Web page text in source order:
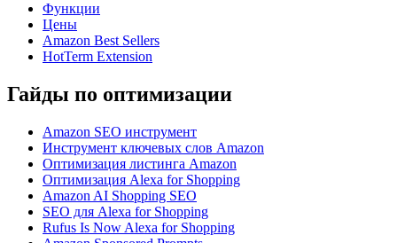
Функции
Цены
Amazon Best Sellers
HotTerm Extension
Гайды по оптимизации
Amazon SEO инструмент
Инструмент ключевых слов Amazon
Оптимизация листинга Amazon
Оптимизация Alexa for Shopping
Amazon AI Shopping SEO
SEO для Alexa for Shopping
Rufus Is Now Alexa for Shopping